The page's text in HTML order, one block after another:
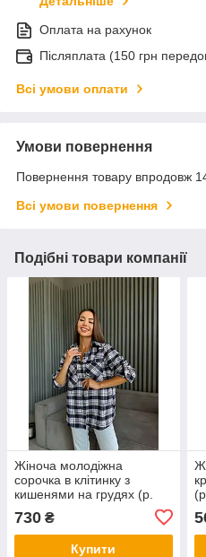
Оплата на рахунок
Післяплата (150 грн
Всі умови оплати
Умови повернення
Повернення товару впродовж
Всі умови повернення
Подібні товари компанії
Жіноча молодіжна
сорочка в клітинку з
кишенями на грудях (р.
730 ₴
Купити